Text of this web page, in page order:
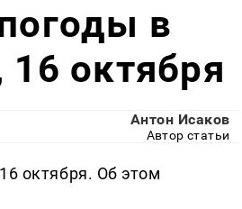
в
октября
Антон Исаков
Автор статьи
октября. Об этом